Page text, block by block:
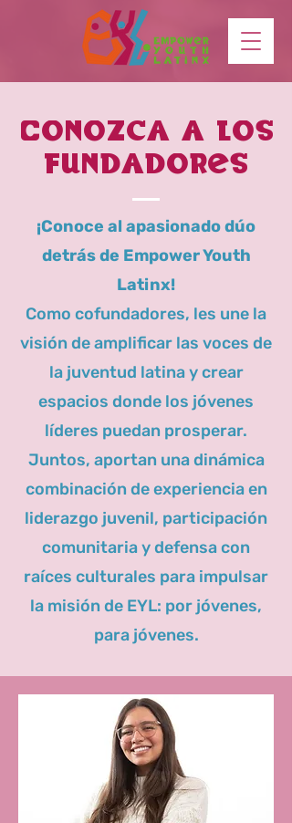
Conozca a los
fundadores
¡Conoce al apasionado dúo
detrás de Empower Youth
Latinx!
Como cofundadores, les une la
visión de amplificar las voces de
la juventud latina y crear
espacios donde los jóvenes
líderes puedan prosperar.
Juntos, aportan una dinámica
combinación de experiencia en
liderazgo juvenil, participación
comunitaria y defensa con
raíces culturales para impulsar
la misión de EYL: por jóvenes,
para jóvenes.